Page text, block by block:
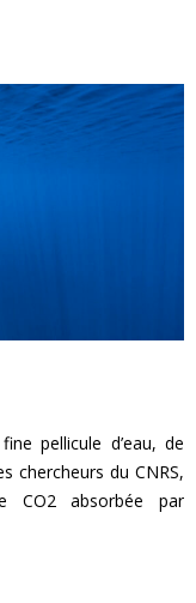
pellicule d’eau, de
chercheurs du CNRS,
CO2 absorbée par